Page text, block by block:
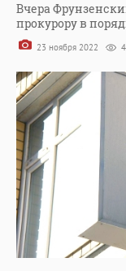
Вчера
прокурору в
23 ноября 2022